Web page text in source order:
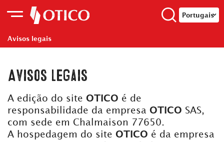
Portugais
Avisos legais
Avisos legais
A edição do site OTICO é de
responsabilidade da empresa OTICO SAS,
com sede em Chalmaison 77650.
A hospedagem do site OTICO é da empresa